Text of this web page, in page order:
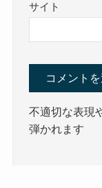
サイト
不適切な表現
弾かれます